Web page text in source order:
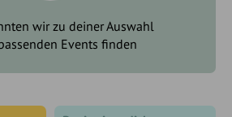
wir zu deiner Auswahl
Events finden